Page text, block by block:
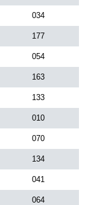
034
177
054
163
133
010
070
134
041
064